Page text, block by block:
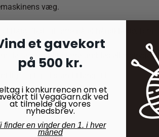
væg.
Baby fladt til tørre på et håndklæde,
dette bør aldrig tørretumbles eller
og i god stand i lang tid.
et gavekort
på 500 kr.
i konkurrencen om et
til VegaGarn.dk ved
at tilmelde dig vores
nyhedsbrev.
finder en vinder den 1. i hver
måned